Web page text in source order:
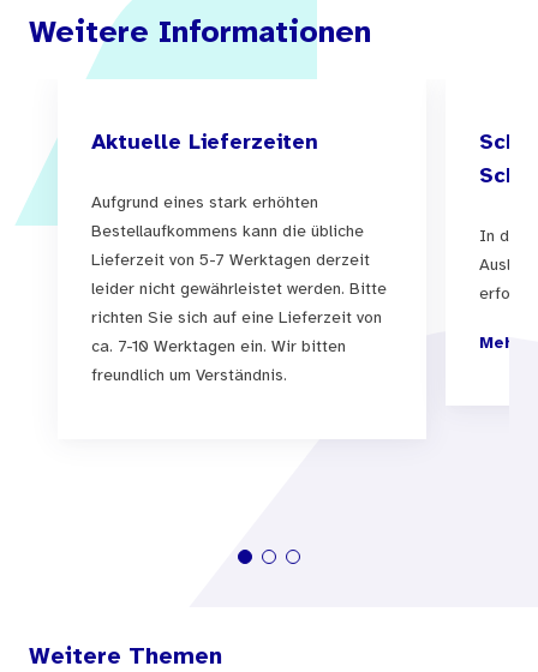
Weitere Informationen
Aktuelle Lieferzeiten
Aufgrund eines stark erhöhten
Bestellaufkommens kann die übliche
Lieferzeit von 5-7 Werktagen derzeit
leider nicht gewährleistet werden. Bitte
richten Sie sich auf eine Lieferzeit von
ca. 7-10 Werktagen ein. Wir bitten
freundlich um Verständnis.
In der
Mehr
Weitere Themen